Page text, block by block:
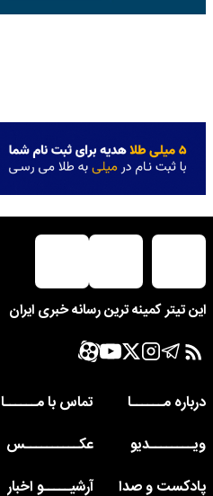
این تیتر کمینه ترین رسانه خبری ایران
درباره مــــــا
تماس با مــــــا
ویــــــــدیو
عکــــــــــس
پادکست و صدا
آرشیـــــو اخبار